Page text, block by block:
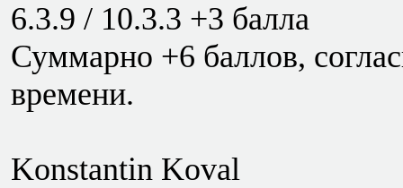
6.3.9 / 10.3.3 +3 балла
Суммарно +6 баллов,
времени.
Konstantin Koval